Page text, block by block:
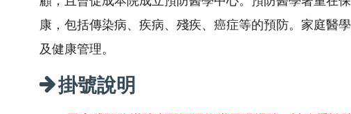
康，包括傳染病、疾病、殘疾、癌症等的預防。家庭醫
及健康管理。
掛號說明